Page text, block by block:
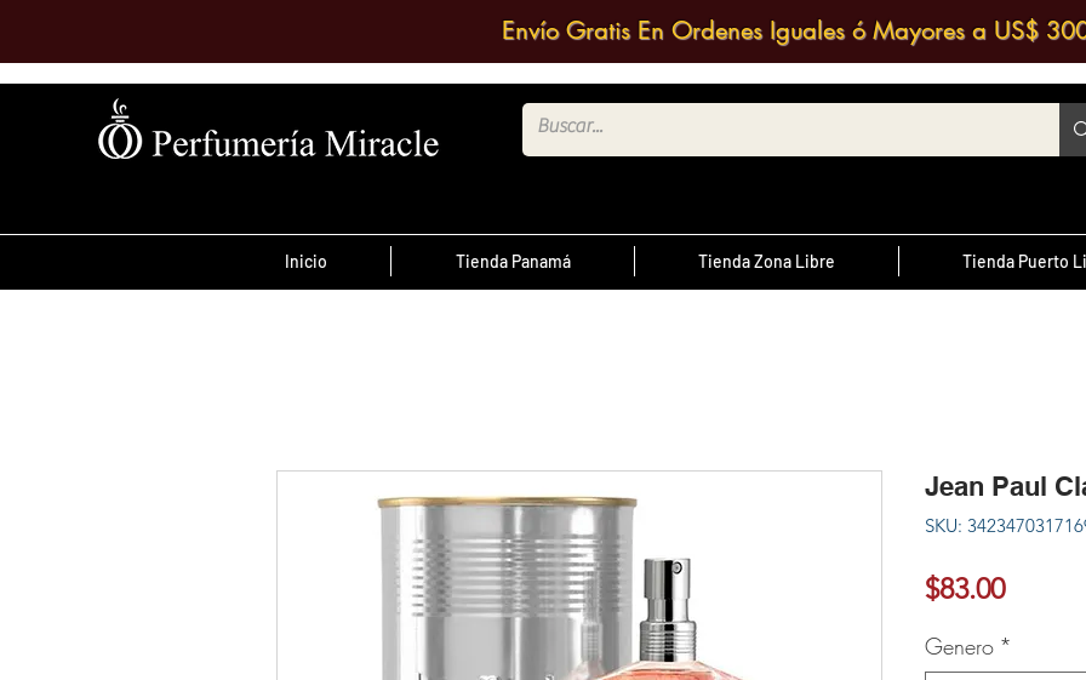
Envío Gratis En Ordenes Iguales ó Mayores a US$
Inicio Tienda Panamá Tienda Zona Libre Tienda Puerto
se envían al día siguiente.
Debe comentar en el pedido a que sucursal
quiere enviarlo o escribirnos a
pedidos@perfumeriamiracle.com
Ver más
cotización?
Jean Paul
SKU:
$83.00Precio
Genero *